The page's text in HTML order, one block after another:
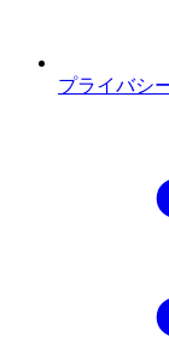
プライバシ